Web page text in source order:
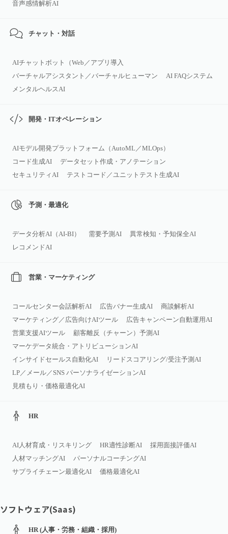
音声感情解析AI
チャット・対話
AIチャットボット（Web／アプリ導入
バーチャルアシスタント／バーチャルヒューマン
AI FAQシステム
メンタルヘルスAI
開発・ITオペレーション
AIモデル開発プラットフォーム（AutoML／MLOps）
コード生成AI
データセット作成・アノテーション
セキュリティAI
テストコード／ユニットテスト生成AI
予測・最適化
データ分析AI（AI‑BI） 需要予測AI
異常検知・予知保全AI
レコメンドAI
営業・マーケティング
コールセンター会話解析AI 広告バナー生成AI
商談解析AI
マーケティング／広告向けAIツール
広告キャンペーン自動運用AI
営業支援AIツール
顧客離反（チャーン）予測AI
マーケデータ統合・アトリビューションAI
インサイドセールス自動化AI
リードスコアリング/受注予測AI
LP／メール／SNS パーソナライゼーションAI
見積もり・価格最適化AI
HR
AI人材育成・リスキリング HR適性診断AI
採用面接評価AI
人材マッチングAI
パーソナルコーチングAI
サプライチェーン最適化AI
価格最適化AI
ソフトウェア(Saas)
HR (人事・労務・組織・採用)